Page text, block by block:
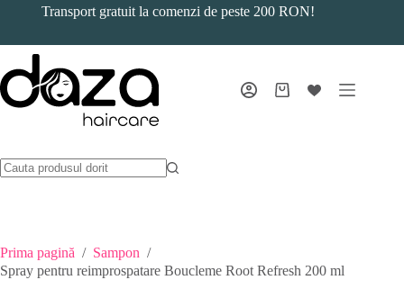
Transport gratuit la comenzi de peste 200 RON!
Coș
Prima pagină / Sampon /
Spray pentru reimprospatare Boucleme Root Refresh 200 ml